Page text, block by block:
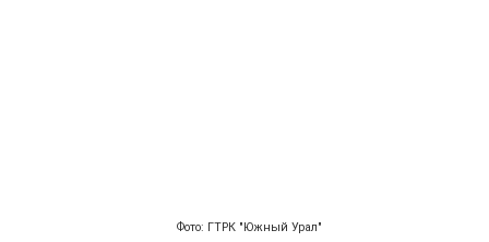
Фото: ГТРК "Южный Урал"